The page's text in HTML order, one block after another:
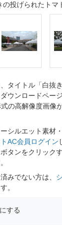
の投げられたトマ
タイトル「白抜
ウンロードペー
の高解像度画像
シルエット素材
AC会員ログイン
タンをクリック
みでない方は、
。
する